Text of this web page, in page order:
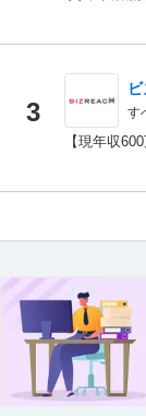
3 す
【現年収